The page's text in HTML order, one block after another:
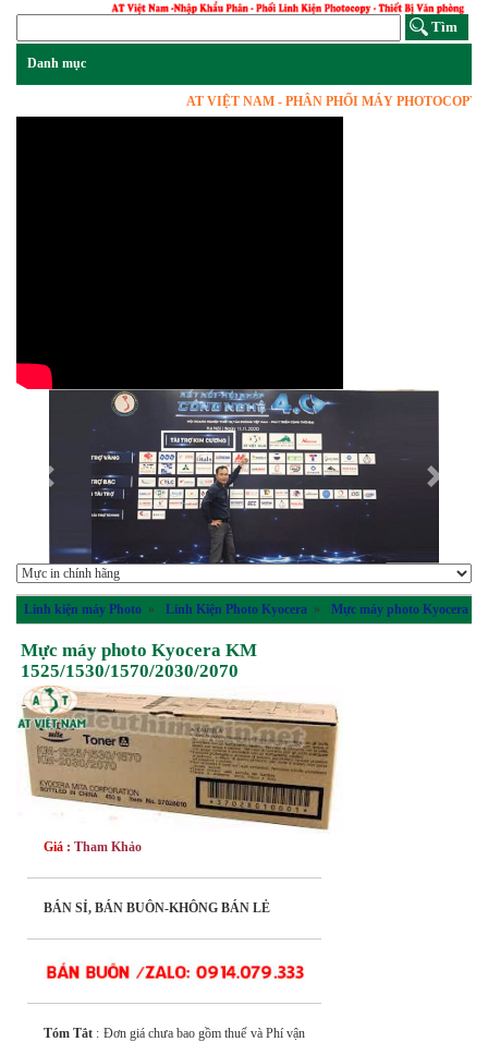
AT VIỆT NAM - PHÂN PHỐI MÁY PHOTOCOPY,
Previous Next
Linh kiện máy Photo » Linh Kiện Photo Kyocera » Mực máy photo Kyocera
Mực máy photo Kyocera KM
1525/1530/1570/2030/2070
Giá : Tham Khảo
BÁN SỈ, BÁN BUÔN-KHÔNG BÁN LẺ
Tóm Tắt : Đơn giá chưa bao gồm thuế và Phí vận